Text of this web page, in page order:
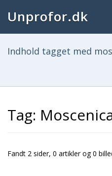
Unprofor.dk
Indhold tagget med
Tag:
Fandt 2 sider, 0 artikler og 0